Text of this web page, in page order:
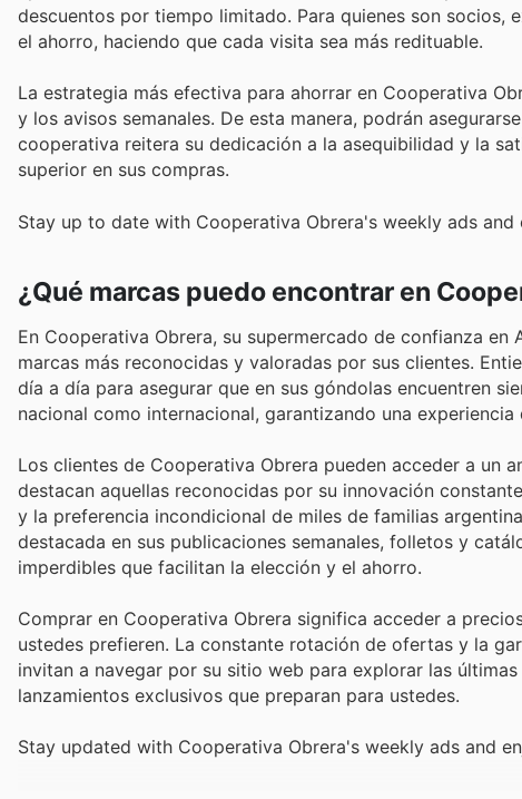
descuentos por tiempo limitado. Para quienes son socios,
el ahorro, haciendo que cada visita sea más redituable.
La estrategia más efectiva para ahorrar en Cooperativa
y los avisos semanales. De esta manera, podrán
cooperativa reitera su dedicación a la asequibilidad y la
superior en sus compras.
Stay up to date with Cooperativa Obrera's weekly ads and
¿Qué marcas puedo encontrar en
En Cooperativa Obrera, su supermercado de confianza
marcas más reconocidas y valoradas por sus clientes.
día a día para asegurar que en sus góndolas encuentren
nacional como internacional, garantizando una
Los clientes de Cooperativa Obrera pueden acceder a un
destacan aquellas reconocidas por su innovación
y la preferencia incondicional de miles de familias
destacada en sus publicaciones semanales, folletos y
imperdibles que facilitan la elección y el ahorro.
Comprar en Cooperativa Obrera significa acceder a
ustedes prefieren. La constante rotación de ofertas y la
invitan a navegar por su sitio web para explorar las
lanzamientos exclusivos que preparan para ustedes.
Stay updated with Cooperativa Obrera's weekly ads and